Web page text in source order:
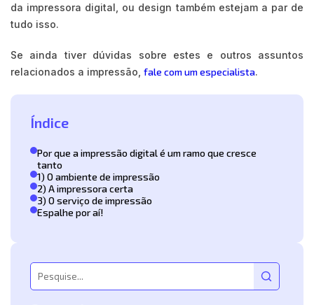
da impressora digital, ou design também estejam a par de
tudo isso.
Se ainda tiver dúvidas sobre estes e outros assuntos
relacionados a impressão, fale com um especialista.
Índice
Por que a impressão digital é um ramo que cresce
tanto
1) O ambiente de impressão
2) A impressora certa
3) O serviço de impressão
Espalhe por aí!